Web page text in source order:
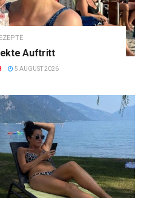
Auftritt
5 AUGUST 2026